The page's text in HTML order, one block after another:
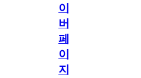
이
버
페
이
지